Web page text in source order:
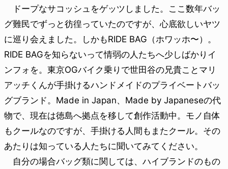
ドープなサコッシュをゲッツしました。ここ数年バッ
グ難民でずっと彷徨っていたのですが、心底欲しいヤツ
に巡り会えました。しかもRIDE BAG（ホワッホ〜）。
RIDE BAGを知らないって情弱の人たちへ少しばかりイ
ンフォを。東京OGバイク乗りで世田谷の兄貴ことマリ
アッチくんが手掛けるハンドメイドのプライベートバッ
グブランド。Made in Japan、Made by Japaneseの代
物で、現在は徳島へ拠点を移して創作活動中。モノ自体
もクールなのですが、手掛ける人間もまたクール。その
あたりは知っている人たちに聞いてみてください。
自分の場合バッグ類に関しては、ハイブランドのもの